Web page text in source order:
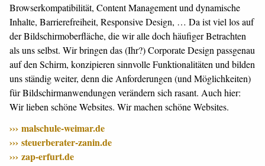
Browserkompatibilität, Content Management und dynamische
Inhalte, Barrierefreiheit, Responsive Design, … Da ist viel los auf
der Bildschirmoberfläche, die wir alle doch häufiger Betrachten
als uns selbst. Wir bringen das (Ihr?) Corporate Design passgenau
auf den Schirm, konzipieren sinnvolle Funktionalitäten und bilden
uns ständig weiter, denn die Anforderungen (und Möglichkeiten)
für Bildschirmanwendungen verändern sich rasant. Auch hier:
Wir lieben schöne Websites. Wir machen schöne Websites.
malschule-weimar.de
steuerberater-zanin.de
zap-erfurt.de